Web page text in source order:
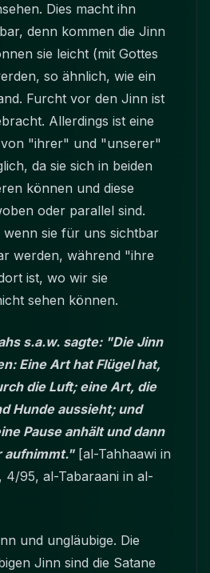
Dies macht ihn
denn kommen die Jinn
sie leicht (mit Gottes
so ähnlich, wie ein
Furcht vor den Jinn ist
Allerdings ist eine
von "ihrer" und "unserer"
da sie sich in beiden
können und diese
oder parallel sind.
sie für uns sichtbar
werden, während "ihre
ist, wo wir sie
sehen können.
s.a.w. sagte: "Die Jinn
Eine Art hat Flügel hat,
die Luft; eine Art, die
Hunde aussieht; und
Pause anhält und dann
aufnimmt." [al-Tahhaawi in
4/95, al-Tabaraani in al-
und ungläubige. Die
Jinn sind die Satane